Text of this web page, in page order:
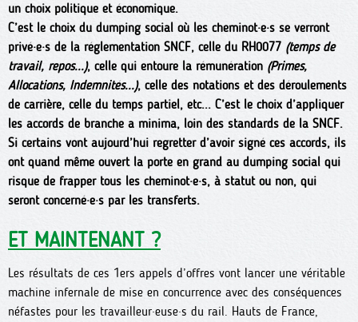
un choix politique et économique.
C’est le choix du dumping social où les cheminot·e·s se verront
privé·e·s de la réglementation SNCF, celle du RH0077 (temps de
travail, repos...), celle qui entoure la rémunération (Primes,
Allocations, Indemnités...), celle des notations et des déroulements
de carrière, celle du temps partiel, etc... C’est le choix d’appliquer
les accords de branche a minima, loin des standards de la SNCF.
Si certains vont aujourd’hui regretter d’avoir signé ces accords, ils
ont quand même ouvert la porte en grand au dumping social qui
risque de frapper tous les cheminot·e·s, à statut ou non, qui
seront concerné·e·s par les transferts.
ET MAINTENANT ?
Les résultats de ces 1ers appels d’offres vont lancer une véritable
machine infernale de mise en concurrence avec des conséquences
néfastes pour les travailleur·euse·s du rail. Hauts de France,